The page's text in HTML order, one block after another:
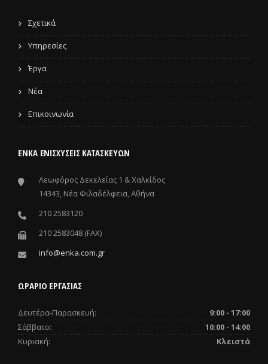
Σχετικά
Υπηρεσίες
Έργα
Νέα
Επικοινωνία
ΕΝΚΑ ΕΝΙΣΧΎΣΕΙΣ ΚΑΤΑΣΚΕΥΏΝ
Λεωφόρος Δεκελείας 1 & Χαλκίδος
14343, Νέα Φιλαδέλφεια, Αθήνα
210 2583120
210 2583048 (FAX)
info@enka.com.gr
ΩΡΑΡΙΟ ΕΡΓΑΣΙΑΣ
Δευτέρα-Παρασκευή:
9:00 - 17:00
Σάββατο:
10:00 - 14:00
Κυριακή:
Κλειστά